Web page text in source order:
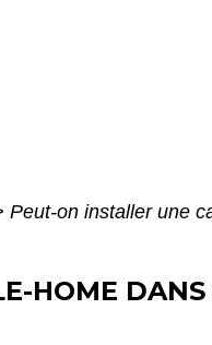
Peut-on installer une
HOME